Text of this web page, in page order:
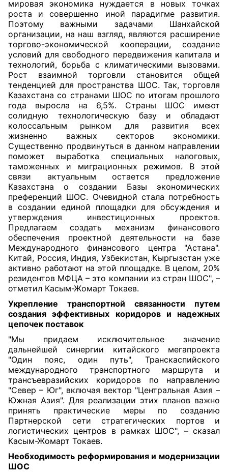
мировая экономика нуждается в новых точках
роста и совершенно иной парадигме развития.
Поэтому важными задачами Шанхайской
организации, на наш взгляд, являются расширение
торгово-экономической кооперации, создание
условий для свободного передвижения капитала и
технологий, борьба с климатическими вызовами.
Рост взаимной торговли становится общей
тенденцией для пространства ШОС. Так, торговля
Казахстана со странами ШОС по итогам прошлого
года выросла на 6,5%. Страны ШОС имеют
солидную технологическую базу и обладают
колоссальным рынком для развития всех
жизненно важных секторов экономики.
Существенно продвинуться в данном направлении
поможет выработка специальных налоговых,
таможенных и миграционных режимов. В этой
связи актуальным остается предложение
Казахстана о создании Базы экономических
преференций ШОС. Очевидной стала потребность
в создании единой площадки для обсуждения и
утверждения инвестиционных проектов.
Предлагаем создать механизм финансового
обеспечения проектной деятельности на базе
Международного финансового центра "Астана".
Китай, Россия, Индия, Узбекистан, Кыргызстан уже
активно работают на этой площадке. В целом, 20%
резидентов МФЦА – это компании из стран ШОС", –
отметил Касым-Жомарт Токаев.
Укрепление транспортной связанности путем
создания эффективных коридоров и надежных
цепочек поставок
"Мы придаем исключительное значение
дальнейшей синергии китайского мегапроекта
"Один пояс, один путь", Транскаспийского
международного транспортного маршрута и
трансъевразийских коридоров по направлению
"Север – Юг", включая вектор "Центральная Азия –
Южная Азия". Для реализации этих планов важно
принять практические меры по созданию
Партнерской сети стратегических портов и
логистических центров в рамках ШОС", – сказал
Касым-Жомарт Токаев.
Необходимость реформирования и модернизации
ШОС